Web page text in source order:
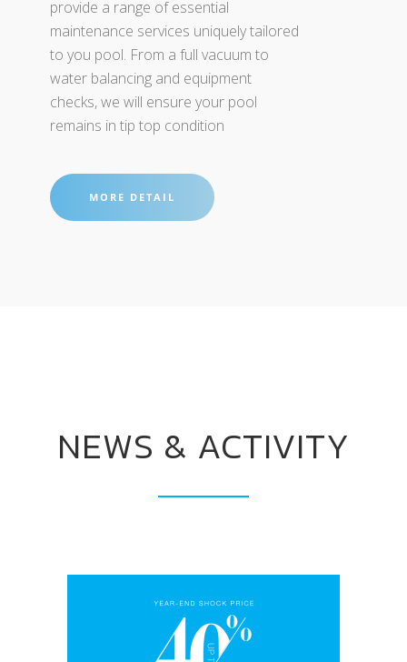
provide a range of essential
maintenance services uniquely tailored
to you pool. From a full vacuum to
water balancing and equipment
checks, we will ensure your pool
remains in tip top condition
MORE DETAIL
NEWS & ACTIVITY